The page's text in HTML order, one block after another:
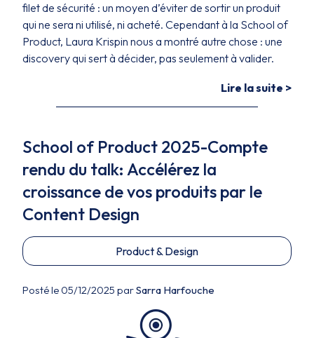
filet de sécurité : un moyen d’éviter de sortir un produit
qui ne sera ni utilisé, ni acheté. Cependant à la School of
Product, Laura Krispin nous a montré autre chose : une
discovery qui sert à décider, pas seulement à valider.
Lire la suite >
School of Product 2025-Compte
rendu du talk: Accélérez la
croissance de vos produits par le
Content Design
Product & Design
Posté le 05/12/2025 parSarra Harfouche